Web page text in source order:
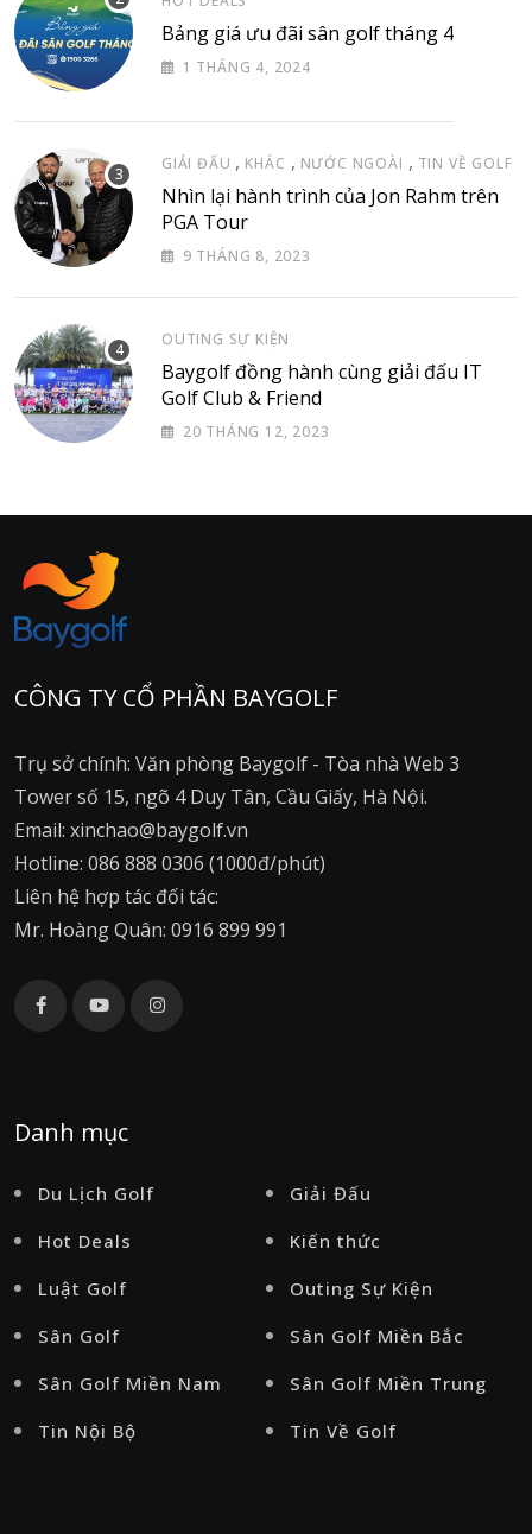
Bảng giá ưu đãi sân golf tháng 4
1 THÁNG 4, 2024
GIẢI ĐẤU , KHÁC , NƯỚC NGOÀI , TIN VỀ GOLF
Nhìn lại hành trình của Jon Rahm trên
PGA Tour
9 THÁNG 8, 2023
OUTING SỰ KIỆN
Baygolf đồng hành cùng giải đấu IT
Golf Club & Friend
20 THÁNG 12, 2023
CÔNG TY CỔ PHẦN BAYGOLF
Trụ sở chính: Văn phòng Baygolf - Tòa nhà Web 3
Tower số 15, ngõ 4 Duy Tân, Cầu Giấy, Hà Nội.
Email: xinchao@baygolf.vn
Hotline: 086 888 0306 (1000đ/phút)
Liên hệ hợp tác đối tác:
Mr. Hoàng Quân: 0916 899 991
Danh mục
Du Lịch Golf
Giải Đấu
Hot Deals
Kiến thức
Luật Golf
Outing Sự Kiện
Sân Golf
Sân Golf Miền Bắc
Sân Golf Miền Nam
Sân Golf Miền Trung
Tin Nội Bộ
Tin Về Golf